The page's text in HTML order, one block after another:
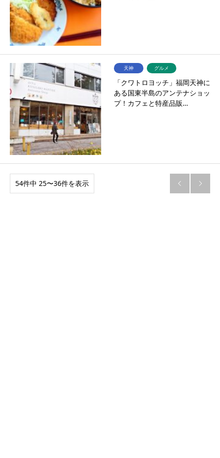
天神 グルメ
「クワトロヨッチ」福岡天神に
ある国東半島のアンテナショッ
プ！カフェと特産品販…
54件中 25〜36件を表示  